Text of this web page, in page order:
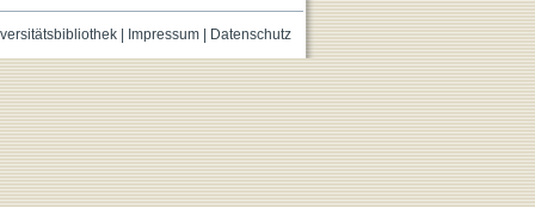
| Impressum| Datenschutz